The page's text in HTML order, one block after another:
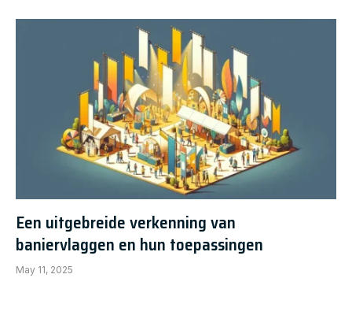
Een uitgebreide verkenning van
baniervlaggen en hun toepassingen
May 11, 2025